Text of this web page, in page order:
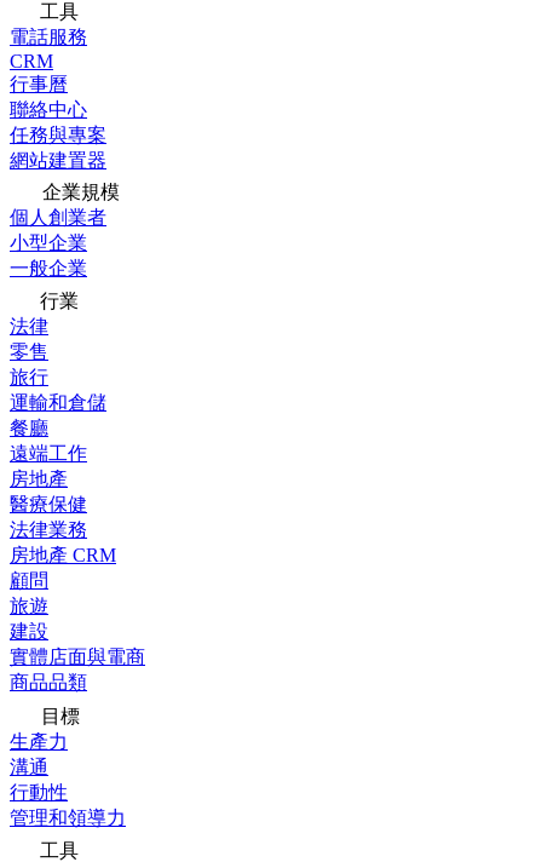
工具
電話服務
CRM
行事曆
聯絡中心
任務與專案
網站建置器
企業規模
個人創業者
小型企業
一般企業
行業
法律
零售
旅行
運輸和倉儲
餐廳
遠端工作
房地產
醫療保健
法律業務
房地產 CRM
顧問
旅遊
建設
實體店面與電商
商品品類
目標
生產力
溝通
行動性
管理和領導力
工具